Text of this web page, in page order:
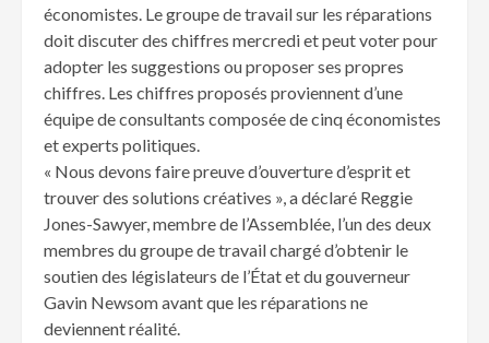
économistes. Le groupe de travail sur les réparations
doit discuter des chiffres mercredi et peut voter pour
adopter les suggestions ou proposer ses propres
chiffres. Les chiffres proposés proviennent d’une
équipe de consultants composée de cinq économistes
et experts politiques.
« Nous devons faire preuve d’ouverture d’esprit et
trouver des solutions créatives », a déclaré Reggie
Jones-Sawyer, membre de l’Assemblée, l’un des deux
membres du groupe de travail chargé d’obtenir le
soutien des législateurs de l’État et du gouverneur
Gavin Newsom avant que les réparations ne
deviennent réalité.